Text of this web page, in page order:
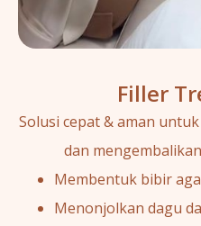
Filler
Solusi cepat & aman
dan
Membentuk bibir
Menonjolkan dagu